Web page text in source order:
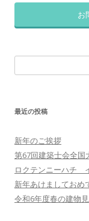
ビ
ン
お
索:
最近の投稿
新年のご挨拶
第67回建築士会全国
ロクテンニーハチ
新年あけましておめ
令和6年度春の建物